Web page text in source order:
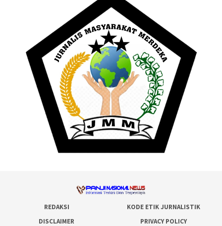
REDAKSI
KODE ETIK JURNALISTIK
DISCLAIMER
PRIVACY POLICY